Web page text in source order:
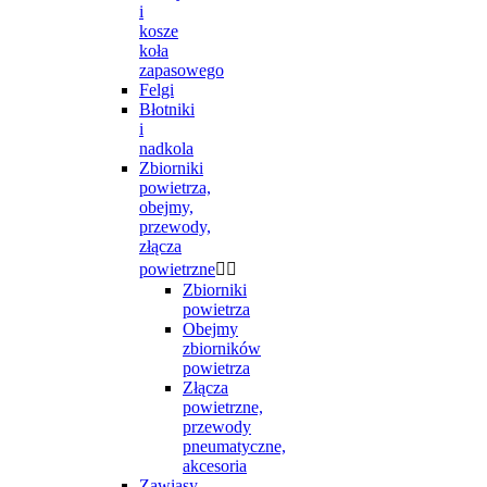
i
kosze
koła
zapasowego
Felgi
Błotniki
i
nadkola
Zbiorniki
powietrza,
obejmy,
przewody,
złącza
powietrzne 
Zbiorniki
powietrza
Obejmy
zbiorników
powietrza
Złącza
powietrzne,
przewody
pneumatyczne,
akcesoria